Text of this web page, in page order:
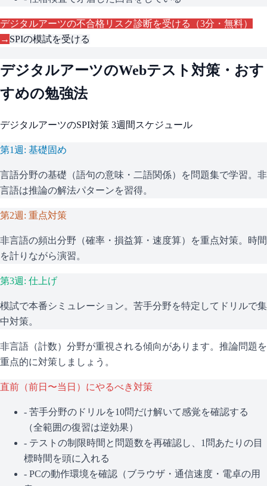
デジタルアーツの不合格リスク診断を受ける（3分・無料）
→ SPIの模試を受ける
デジタルアーツのWebテスト対策・おす
すめの勉強法
デジタルアーツのSPI対策 3週間スケジュール
第1週: 基礎固め
言語分野の基礎（語句の意味・二語関係）を問題集で学習。非
言語は推論の解法パターンを習得。
第2週: 重点対策
非言語の頻出分野（確率・損益算・速度算）を重点対策。時間
を計りながら演習。
第3週: 仕上げ
模試で本番シミュレーション。苦手分野を特定してドリルで集
中対策。
非言語（計数）分野が重視される傾向があります。推論問題を
重点的に対策しましょう。
直前（前日〜当日）にやるべき対策
- 苦手分野のドリルを10問だけ解いて感覚を確認する
（全範囲の復習は逆効果）
- テストの制限時間と問題数を再確認し、1問あたりの目
標時間を頭に入れる
- PCの動作環境を確認（ブラウザ・通信速度・電卓の用